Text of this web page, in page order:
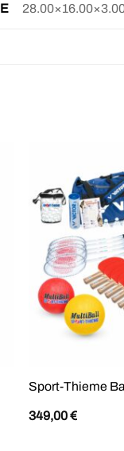
Sport-Thieme
349,00€